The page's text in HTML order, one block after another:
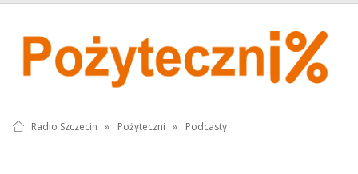
Radio Szczecin » Pożyteczni » Podcasty